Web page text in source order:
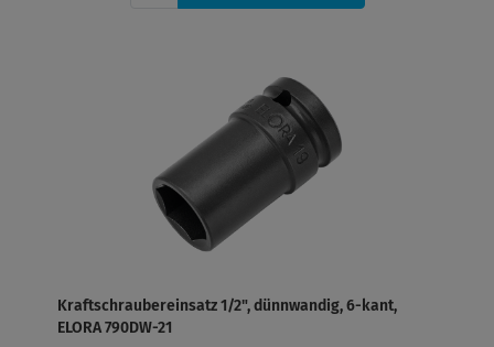
Kraftschraubereinsatz 1/2", dünnwandig, 6-kant,
ELORA 790DW-21